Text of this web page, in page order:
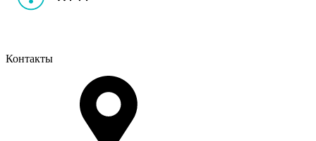
Контакты